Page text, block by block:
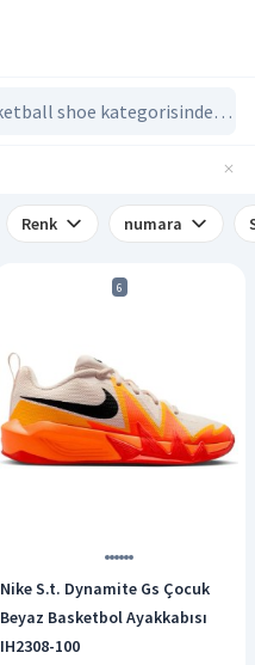
Renk numara
6
Nike S.t. Dynamite Gs Çocuk
Beyaz Basketbol Ayakkabısı
IH2308-100